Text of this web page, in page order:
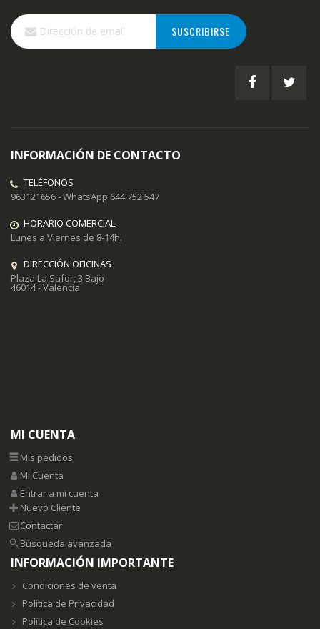
Inscríbase
a
nuestro
SUSCRIBIRSE
INFORMACIÓN DE CONTACTO
TELÉFONOS
963121656 - WhatsApp 644 752 547
HORARIO COMERCIAL
Lunes a Viernes de 8-14h.
DIRECCIÓN OFICINAS
Plaza La Safor, 3 Bajo
46014 - Valencia
MI CUENTA
Mis pedidos
Mi Cuenta
Entrar a mi cuenta
Nuevo Cliente
Contactar
Búsqueda avanzada
INFORMACIÓN IMPORTANTE
Condiciones de venta
Política de Privacidad
Política de Cookies